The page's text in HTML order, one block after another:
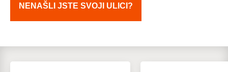
NENAŠLI JSTE SVOJI ULICI?